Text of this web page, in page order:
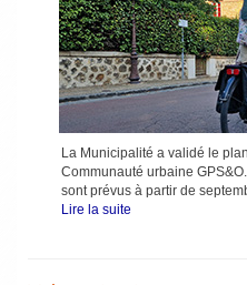
La Municipalité a validé le
Communauté urbaine
sont prévus à partir de
Lire la suite